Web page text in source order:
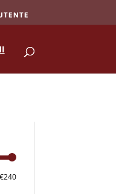
Prezzo
Prezzo
€240